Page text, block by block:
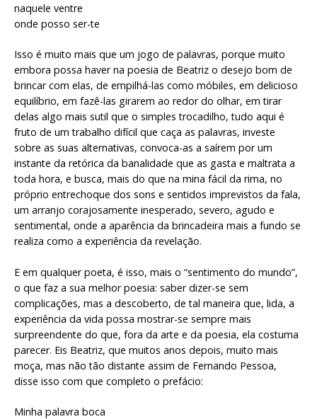
naquele ventre
onde posso ser-te
Isso é muito mais que um jogo de palavras, porque muito
embora possa haver na poesia de Beatriz o desejo bom de
brincar com elas, de empilhá-las como móbiles, em delicioso
equilíbrio, em fazê-las girarem ao redor do olhar, em tirar
delas algo mais sutil que o simples trocadilho, tudo aqui é
fruto de um trabalho difícil que caça as palavras, investe
sobre as suas alternativas, convoca-as a saírem por um
instante da retórica da banalidade que as gasta e maltrata a
toda hora, e busca, mais do que na mina fácil da rima, no
próprio entrechoque dos sons e sentidos imprevistos da fala,
um arranjo corajosamente inesperado, severo, agudo e
sentimental, onde a aparência da brincadeira mais a fundo se
realiza como a experiência da revelação.
E em qualquer poeta, é isso, mais o “sentimento do mundo”,
o que faz a sua melhor poesia: saber dizer-se sem
complicações, mas a descoberto, de tal maneira que, lida, a
experiência da vida possa mostrar-se sempre mais
surpreendente do que, fora da arte e da poesia, ela costuma
parecer. Eis Beatriz, que muitos anos depois, muito mais
moça, mas não tão distante assim de Fernando Pessoa,
disse isso com que completo o prefácio:
Minha palavra boca